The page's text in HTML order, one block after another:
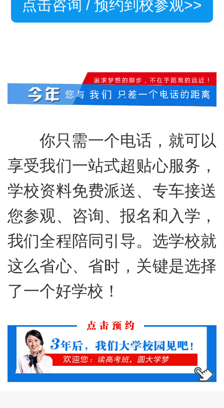
点击咨询 / 预约到校参观>>
你只需一个电话，就可以
享受我们一站式超贴心服务，
学校资料免费派送、专车接送
您参观、咨询、报名和入学，
我们全程陪同引导。选学校就
这么省心、省时，关键是选择
了一个好学校！